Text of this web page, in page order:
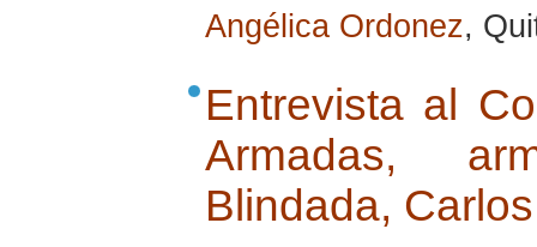
Angélica Ordonez,
Entrevista al
Armadas,
Blindada,